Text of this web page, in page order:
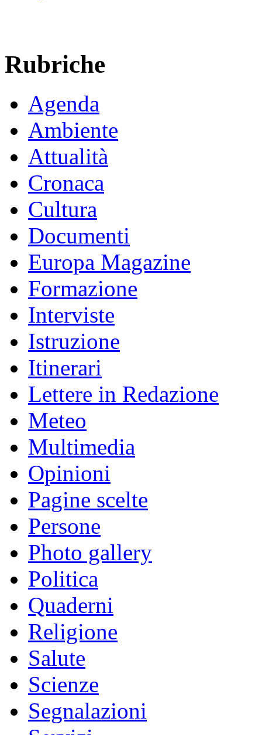
Rubriche
Agenda
Ambiente
Attualità
Cronaca
Cultura
Documenti
Europa Magazine
Formazione
Interviste
Istruzione
Itinerari
Lettere in Redazione
Meteo
Multimedia
Opinioni
Pagine scelte
Persone
Photo gallery
Politica
Quaderni
Religione
Salute
Scienze
Segnalazioni